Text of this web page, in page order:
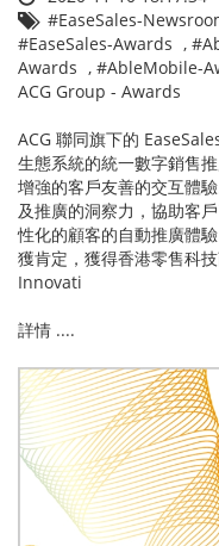
#EaseSales-
#EaseSales-Awards ,
Awards , #AbleMobile-
ACG Group - Awards
ACG 聯同旗下的
生態系統的統一數字銷售
增強的客戶友善的交互體
及推廣的洞察力，協助客
性化的顧客的自動推廣體
獲肯定，獲得香港零售科
Innovati
詳情 ....